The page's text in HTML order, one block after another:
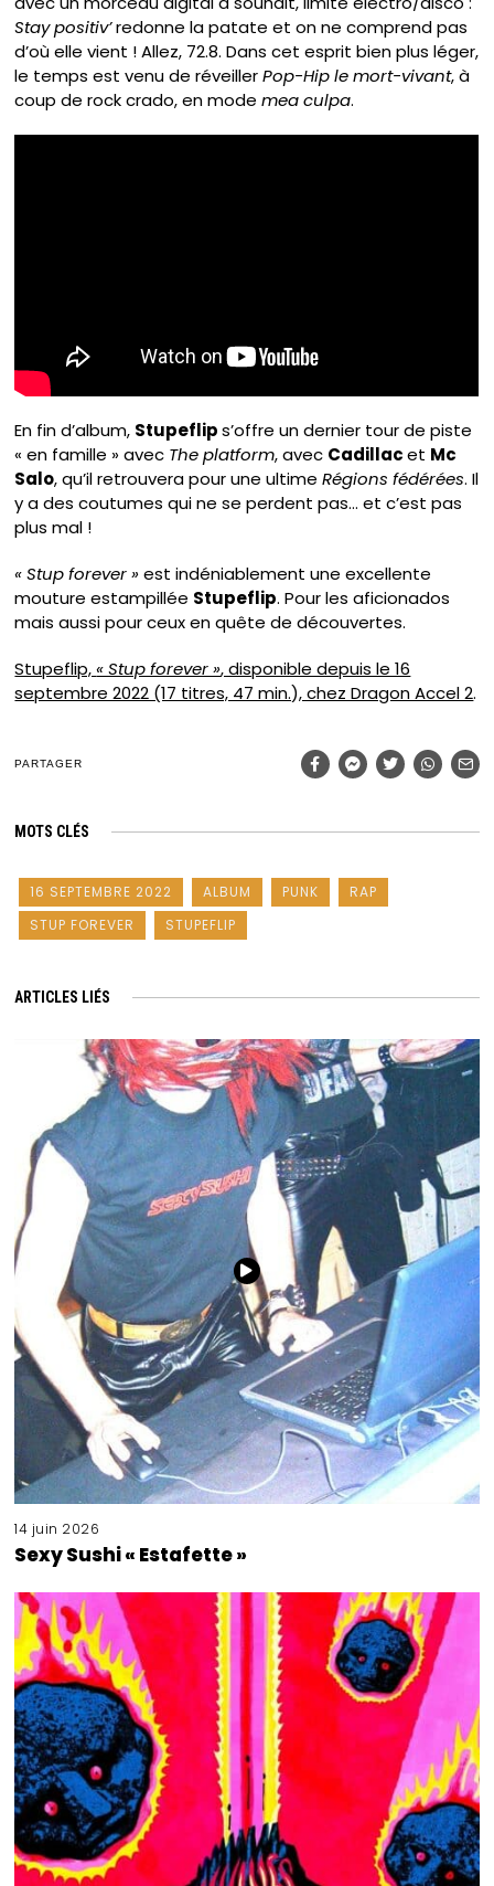
Stay positiv’redonne la patate et on ne comprend pas
d’où elle vient ! Allez, 72.8. Dans cet esprit bien plus léger,
le temps est venu de réveillerPop-Hip le mort-vivant, à
coup de rock crado, en modemea culpa.
En fin d’album, Stupeflips’offre un dernier tour de piste
« en famille » avec The platform, avec Cadillacet Mc
Salo, qu’il retrouvera pour une ultimeRégions fédérées. Il
y a des coutumes qui ne se perdent pas… et c’est pas
plus mal !
« Stup forever »est indéniablement une excellente
mouture estampillée Stupeflip. Pour les aficionados
mais aussi pour ceux en quête de découvertes.
Stupeflip,« Stup forever », disponible depuis le 16
septembre 2022 (17 titres, 47 min.), chez Dragon Accel 2.
PARTAGER
MOTS CLÉS
16 SEPTEMBRE 2022 ALBUM PUNK
RAP
STUP FOREVER
STUPEFLIP
ARTICLES LIÉS
14 juin 2026
Sexy Sushi « Estafette »